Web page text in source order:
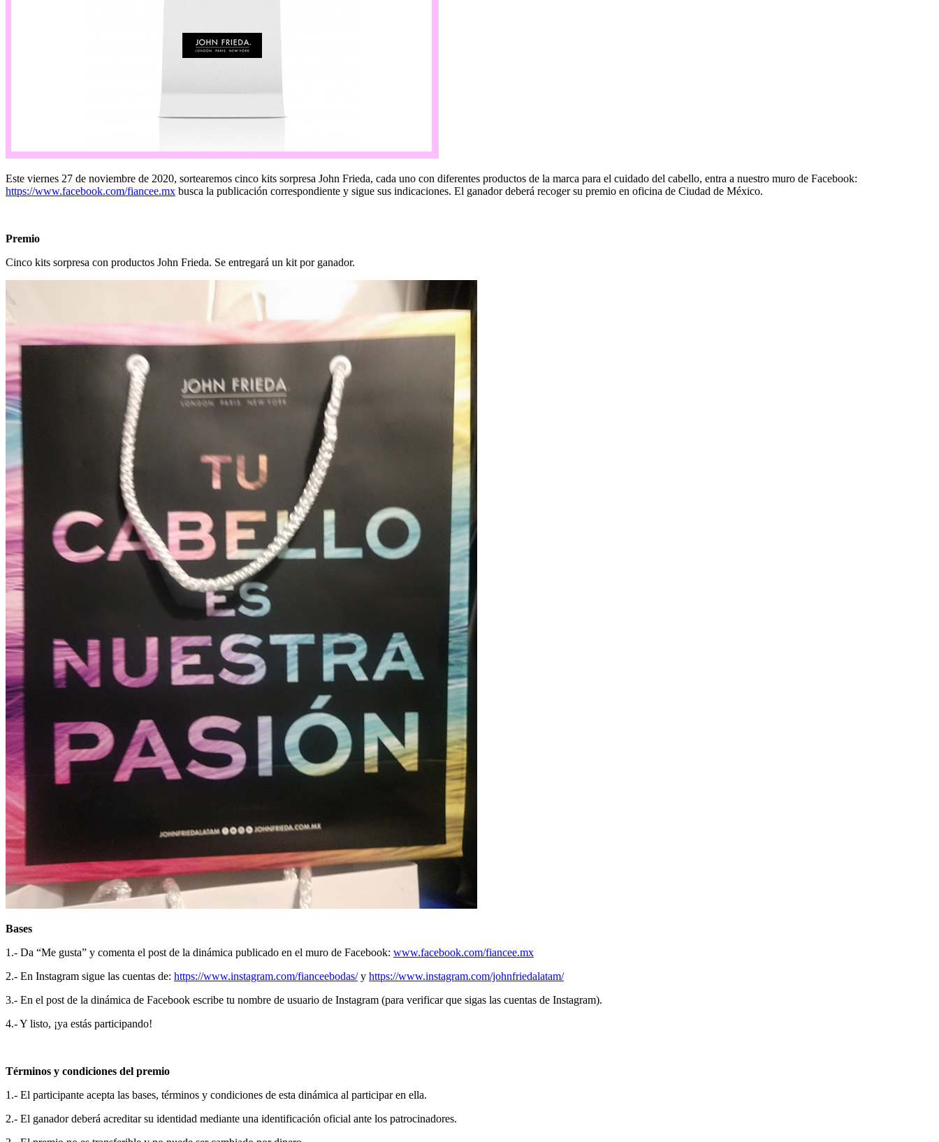
Este viernes 27 de noviembre de 2020, sortearemos cinco kits sorpresa John Frieda, cada uno con diferentes productos de la marca para el cuidado del cabello, entra a nuestro muro de Facebook:
https://www.facebook.com/fiancee.mx busca la publicación correspondiente y sigue sus indicaciones. El ganador deberá recoger su premio en oficina de Ciudad de México.
Premio
Cinco kits sorpresa con productos John Frieda. Se entregará un kit por ganador.
Bases
1.- Da “Me gusta” y comenta el post de la dinámica publicado en el muro de Facebook: www.facebook.com/fiancee.mx
2.- En Instagram sigue las cuentas de: https://www.instagram.com/fianceebodas/y https://www.instagram.com/johnfriedalatam/
3.- En el post de la dinámica de Facebook escribe tu nombre de usuario de Instagram (para verificar que sigas las cuentas de Instagram).
4.- Y listo, ¡ya estás participando!
Términos y condiciones del premio
1.- El participante acepta las bases, términos y condiciones de esta dinámica al participar en ella.
2.- El ganador deberá acreditar su identidad mediante una identificación oficial ante los patrocinadores.